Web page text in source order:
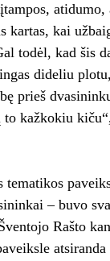
atidumo,
kartas, kai
todėl, kad šis
dideliu
prieš
to kažkokiu
tematikos
– buvo
Rašto